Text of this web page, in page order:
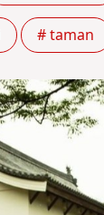
# taman